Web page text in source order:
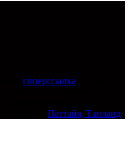
гиперссылка
Паттайя, Таиланд